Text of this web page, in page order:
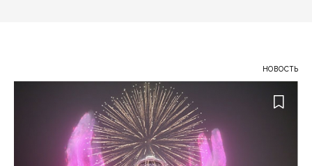
НОВОСТЬ